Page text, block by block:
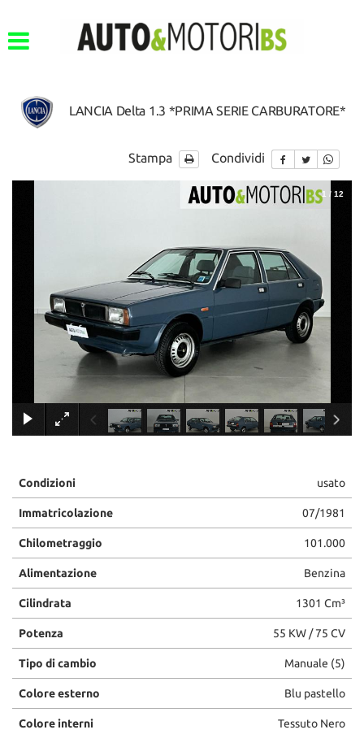
LANCIA Delta 1.3 *PRIMA SERIE CARBURATORE*
Stampa Condividi
×
1 / 12
Condizioni usato
Immatricolazione 07/1981
Chilometraggio 101.000
Alimentazione Benzina
Cilindrata 1301 Cm³
Potenza 55 KW / 75 CV
Tipo di cambio Manuale (5)
Colore esterno Blu pastello
Colore interni Tessuto Nero